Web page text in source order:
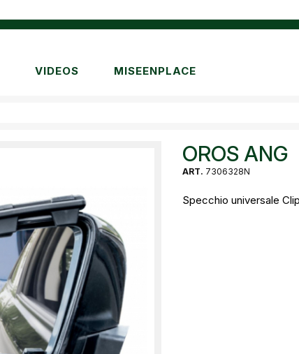
VIDEOS MISEENPLACE
OROS ANG
ART. 7306328N
Specchio universale